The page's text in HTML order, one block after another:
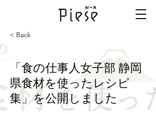
< Back
「食の仕事人女子部 静岡
県食材を使ったレシピ
集」を公開しました